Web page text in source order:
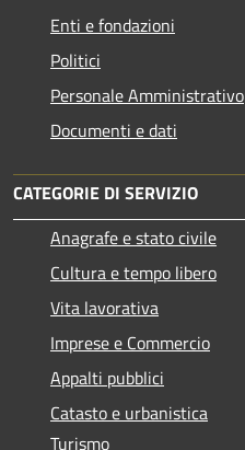
Enti e fondazioni
Politici
Personale Amministrativo
Documenti e dati
CATEGORIE DI SERVIZIO
Anagrafe e stato civile
Cultura e tempo libero
Vita lavorativa
Imprese e Commercio
Appalti pubblici
Catasto e urbanistica
Turismo